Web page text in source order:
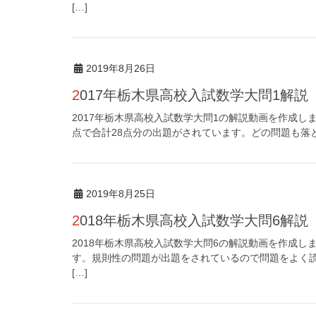
[…]
2019年8月26日
2017年栃木県高校入試数学大問1解説
2017年栃木県高校入試数学大問1の解説動画を作成し
点で合計28点分の出題がされています。どの問題も落
2019年8月25日
2018年栃木県高校入試数学大問6解説
2018年栃木県高校入試数学大問6の解説動画を作成し
す。規則性の問題が出題をされているので問題をよ
[…]